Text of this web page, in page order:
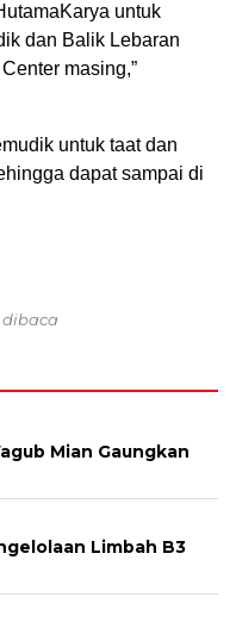
untuk
dan Balik Lebaran
masing,”
untuk taat dan
dapat sampai di
dibaca
Mian Gaungkan
Limbah B3